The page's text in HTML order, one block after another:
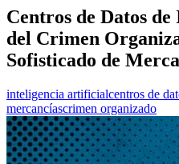
Centros de Datos
del Crimen
Sofisticado de
inteligencia artificialcentros de
mercancíascrimen organizado